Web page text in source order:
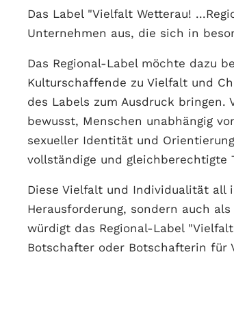
Das Label "Vielfalt Wetterau!
Unternehmen aus, die sich in
Das Regional-Label möchte dazu
Kulturschaffende zu Vielfalt und
des Labels zum Ausdruck
bewusst, Menschen unabhängig
sexueller Identität und
vollständige und gleichberechtigte
Diese Vielfalt und Individualität
Herausforderung, sondern auch
würdigt das Regional-Label
Botschafter oder Botschafterin für